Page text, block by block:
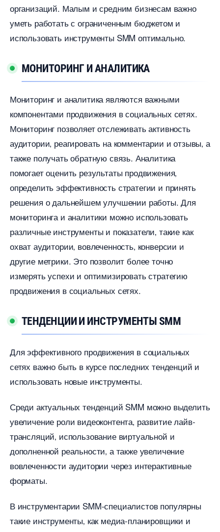
организаций. Малым и средним бизнесам важно
уметь работать с ограниченным бюджетом и
использовать инструменты SMM оптимально.​
МОНИТОРИНГ И АНАЛИТИКА
Мониторинг и аналитика являются важными
компонентами продвижения в социальных сетях.​
Мониторинг позволяет отслеживать активность
аудитории‚ реагировать на комментарии и отзывы‚ а
также получать обратную связь.​ Аналитика
помогает оценить результаты продвижения
определить эффективность стратегии и принять
решения о дальнейшем улучшении работы.​ Для
мониторинга и аналитики можно использовать
различные инструменты и показатели‚ такие как
охват аудитории‚ вовлеченность‚ конверсии и
другие метрики.​ Это позволит более точно
измерять успехи и оптимизировать стратегию
продвижения в социальных сетях.​
ТЕНДЕНЦИИ И ИНСТРУМЕНТЫ SMM
Для эффективного продвижения в социальных
сетях важно быть в курсе последних тенденций и
использовать новые инструменты.​
Среди актуальных тенденций SMM можно выделить
увеличение роли видеоконтента‚ развитие лайв-
трансляций‚ использование виртуальной и
дополненной реальности‚ а также увеличение
овлеченности аудитории через интерактивные
форматы.​
инструментарии SMM-специалистов популярны
такие инструменты‚ как медиа-планировщики и